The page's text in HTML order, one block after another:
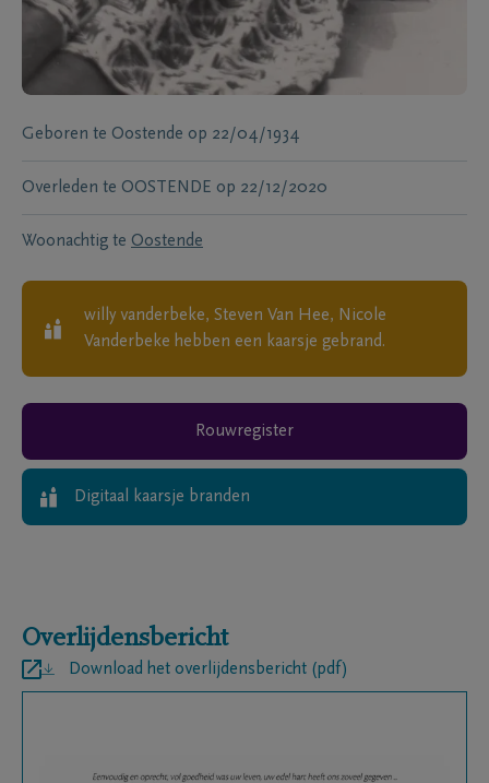
Geboren te Oostende op 22/04/1934
Overleden te OOSTENDE op 22/12/2020
Woonachtig te Oostende
willy vanderbeke, Steven Van Hee, Nicole
Vanderbeke hebben een kaarsje gebrand.
Rouwregister
Digitaal kaarsje branden
Overlijdensbericht
Download het overlijdensbericht (pdf)